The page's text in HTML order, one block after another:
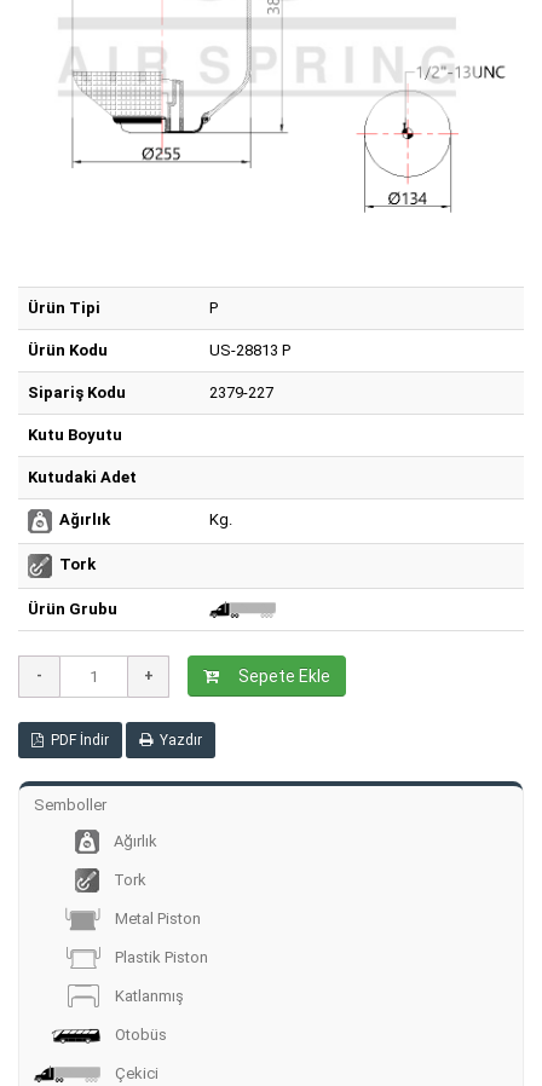
Ürün Tipi P
Ürün Kodu US-28813 P
Sipariş Kodu 2379-227
Kutu Boyutu
Kutudaki Adet
Ağırlık Kg.
Tork
Ürün Grubu
Sepete Ekle
PDF İndir Yazdır
Semboller
Ağırlık
Tork
Metal Piston
Plastik Piston
Katlanmış
Otobüs
Çekici